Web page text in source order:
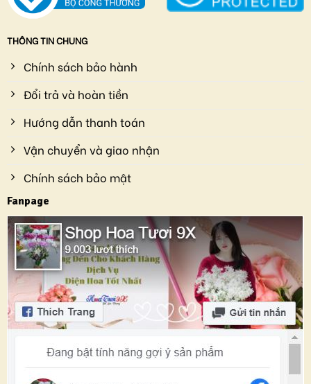
THÔNG TIN CHUNG
Chính sách bảo hành
Đổi trả và hoàn tiền
Hướng dẫn thanh toán
Vận chuyển và giao nhận
Chính sách bảo mật
Fanpage